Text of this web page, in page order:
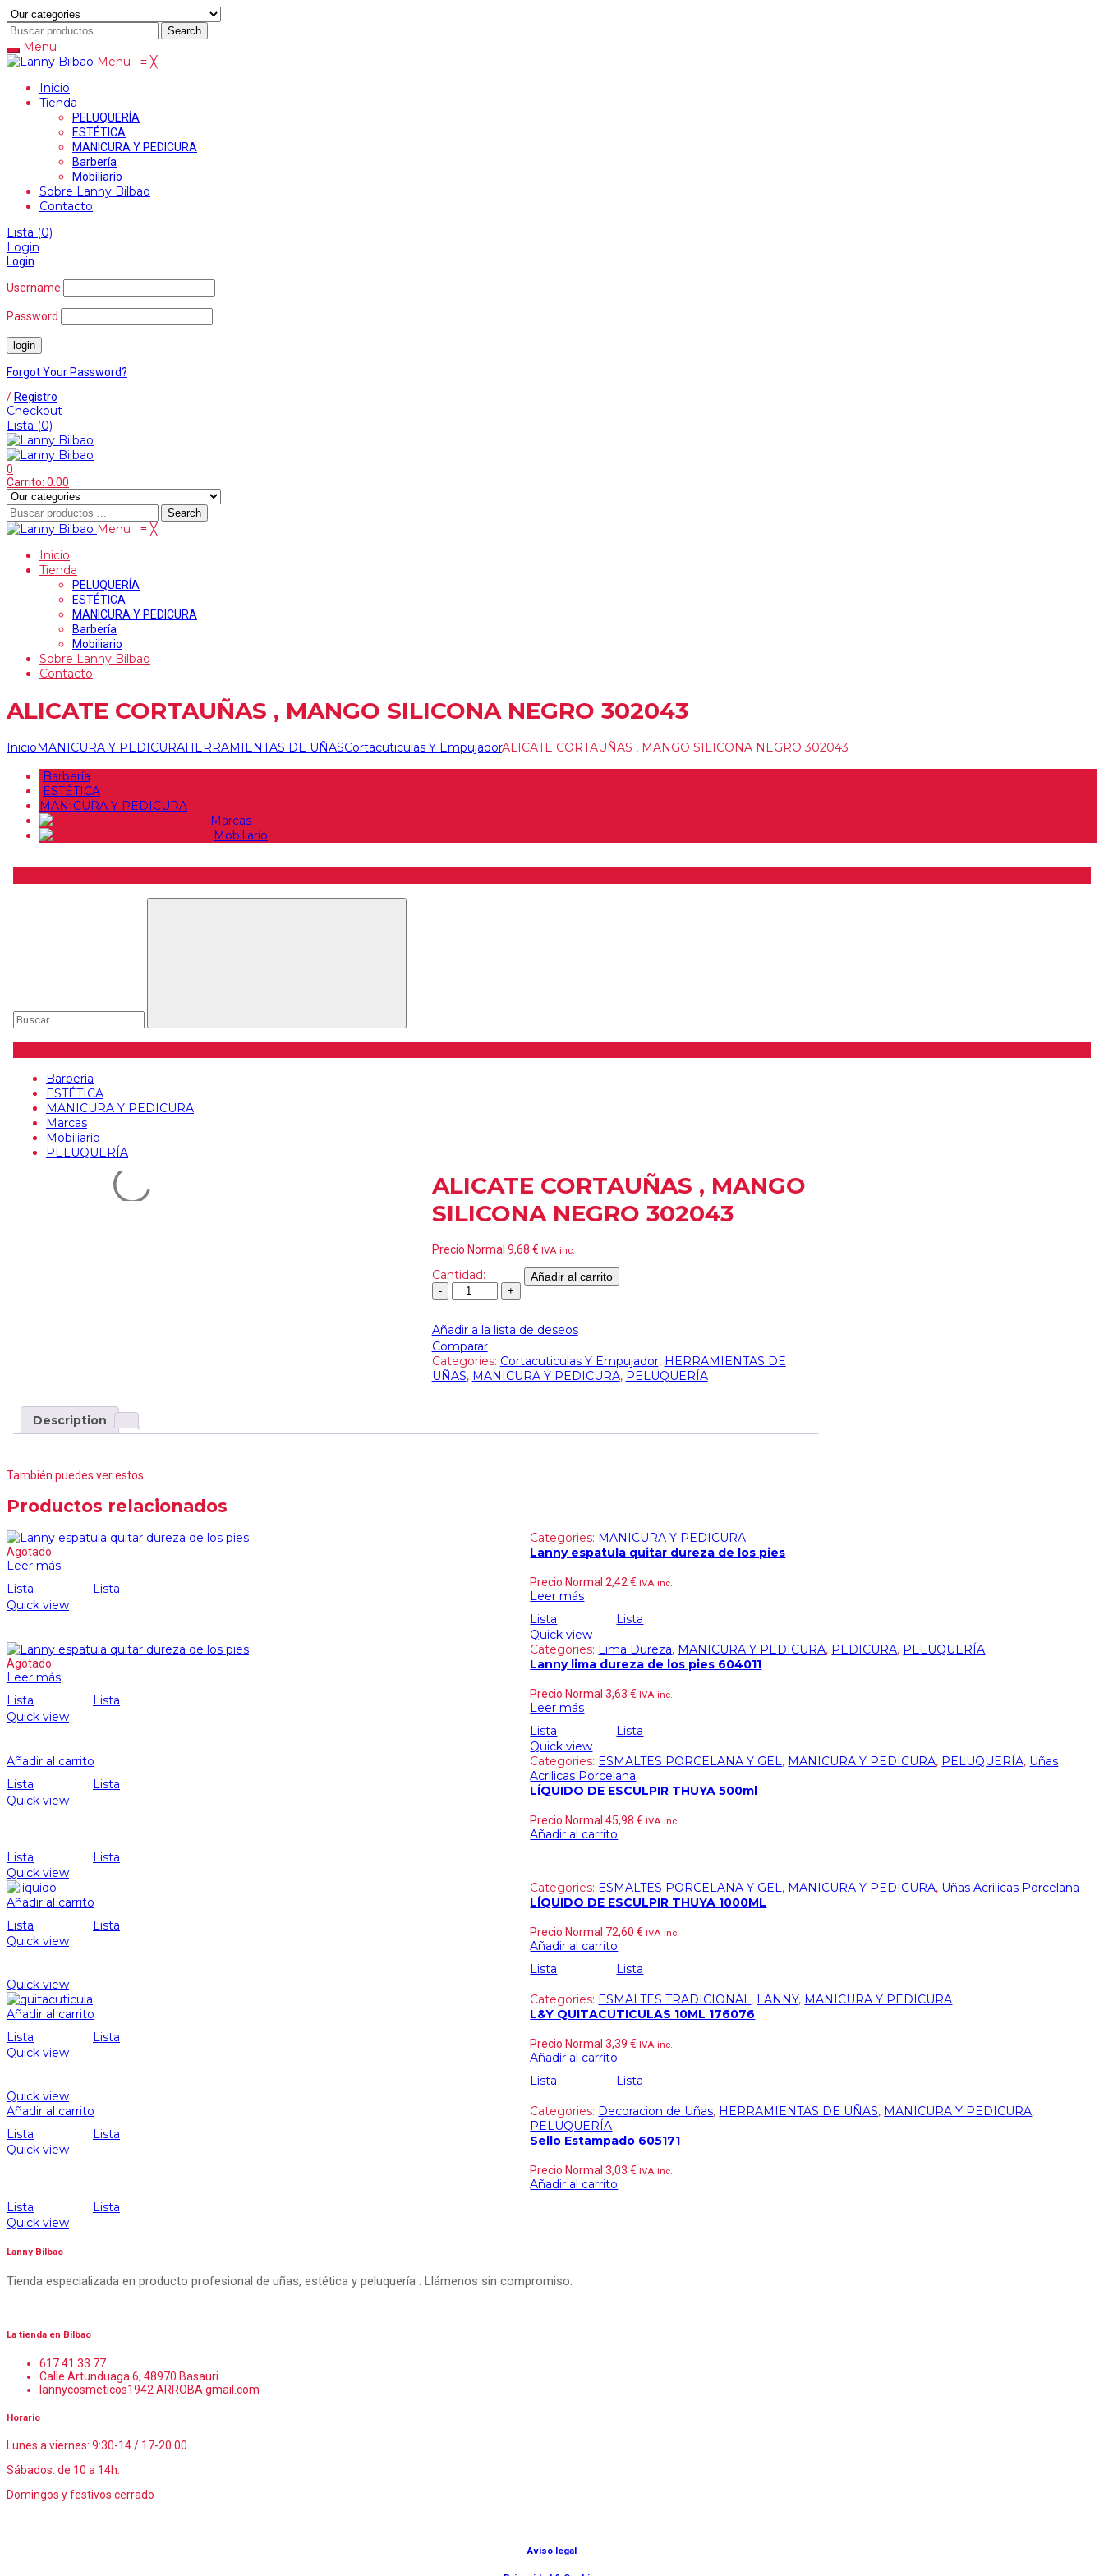
Search
Menu
Menu ≡ ╳
Inicio
Tienda
PELUQUERÍA
ESTÉTICA
MANICURA Y PEDICURA
Barbería
Mobiliario
Sobre Lanny Bilbao
Contacto
Lista (0)
Login
Login
Username
Password
Forgot Your Password?
/ Registro
Checkout
Lista (0)
0
Carrito: 0.00
Search
Menu ≡ ╳
Inicio
Tienda
PELUQUERÍA
ESTÉTICA
MANICURA Y PEDICURA
Barbería
Mobiliario
Sobre Lanny Bilbao
Contacto
ALICATE CORTAUÑAS , MANGO SILICONA NEGRO 302043
InicioMANICURA Y PEDICURAHERRAMIENTAS DE UÑASCortacuticulas Y EmpujadorALICATE CORTAUÑAS , MANGO SILICONA NEGRO 302043
Barbería
ESTÉTICA
MANICURA Y PEDICURA
Marcas
Mobiliario
Barbería
ESTÉTICA
MANICURA Y PEDICURA
Marcas
Mobiliario
PELUQUERÍA
ALICATE CORTAUÑAS , MANGO
SILICONA NEGRO 302043
Precio Normal 9,68 € IVA inc.
Cantidad: Añadir al carrito
Añadir a la lista de deseos
Comparar
Categories: Cortacuticulas Y Empujador, HERRAMIENTAS DE
UÑAS, MANICURA Y PEDICURA, PELUQUERÍA
Description
También puedes ver estos
Productos relacionados
Agotado
Leer más
Lista
Lista
Quick view
Categories: MANICURA Y PEDICURA
Lanny espatula quitar dureza de los pies
Precio Normal2,42€ IVA inc.
Leer más
Lista
Lista
Quick view
Agotado
Leer más
Lista
Lista
Quick view
Categories: Lima Dureza, MANICURA Y PEDICURA, PEDICURA, PELUQUERÍA
Lanny lima dureza de los pies 604011
Precio Normal3,63€ IVA inc.
Leer más
Lista
Lista
Quick view
Añadir al carrito
Lista
Lista
Quick view
Categories: ESMALTES PORCELANA Y GEL, MANICURA Y PEDICURA, PELUQUERÍA, Uñas
Acrilicas Porcelana
LÍQUIDO DE ESCULPIR THUYA 500ml
Precio Normal45,98€ IVA inc.
Añadir al carrito
Lista
Lista
Quick view
Añadir al carrito
Lista
Lista
Quick view
Categories: ESMALTES PORCELANA Y GEL, MANICURA Y PEDICURA, Uñas Acrilicas Porcelana
LÍQUIDO DE ESCULPIR THUYA 1000ML
Precio Normal 72,60€ IVA inc.
Añadir al carrito
Lista
Lista
Quick view
Añadir al carrito
Lista
Lista
Quick view
Categories: ESMALTES TRADICIONAL, LANNY, MANICURA Y PEDICURA
L&Y QUITACUTICULAS 10ML 176076
Precio Normal3,39€ IVA inc.
Añadir al carrito
Lista
Lista
Quick view
Añadir al carrito
Lista
Lista
Quick view
Categories: Decoracion de Uñas, HERRAMIENTAS DE UÑAS, MANICURA Y PEDICURA,
PELUQUERÍA
Sello Estampado 605171
Precio Normal3,03€ IVA inc.
Añadir al carrito
Lista
Lista
Quick view
Lanny Bilbao
Tienda especializada en producto profesional de uñas, estética y peluquería . Llámenos sin compromiso.
La tienda en Bilbao
617 41 33 77
Calle Artunduaga 6, 48970 Basauri
lannycosmeticos1942 ARROBA gmail.com
Horario
Lunes a viernes: 9:30-14 / 17-20.00
Sábados: de 10 a 14h.
Domingos y festivos cerrado
Aviso legal